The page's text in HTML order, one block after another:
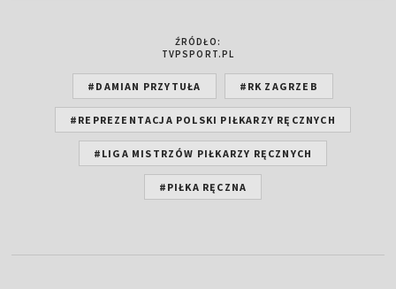
ŹRÓDŁO:
TVPSPORT.PL
#DAMIAN PRZYTUŁA #RK ZAGRZEB
#REPREZENTACJA POLSKI PIŁKARZY RĘCZNYCH
#LIGA MISTRZÓW PIŁKARZY RĘCZNYCH
#PIŁKA RĘCZNA